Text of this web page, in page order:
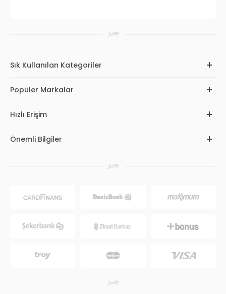
Sık Kullanılan Kategoriler
Popüler Markalar
Hızlı Erişim
Önemli Bilgiler